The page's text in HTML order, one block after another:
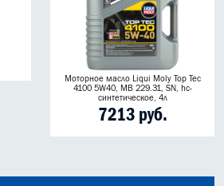
Моторное масло Liqui Moly Top Tec
4100 5W40, MB 229.31, SN, hc-
синтетическое, 4л
7213 руб.